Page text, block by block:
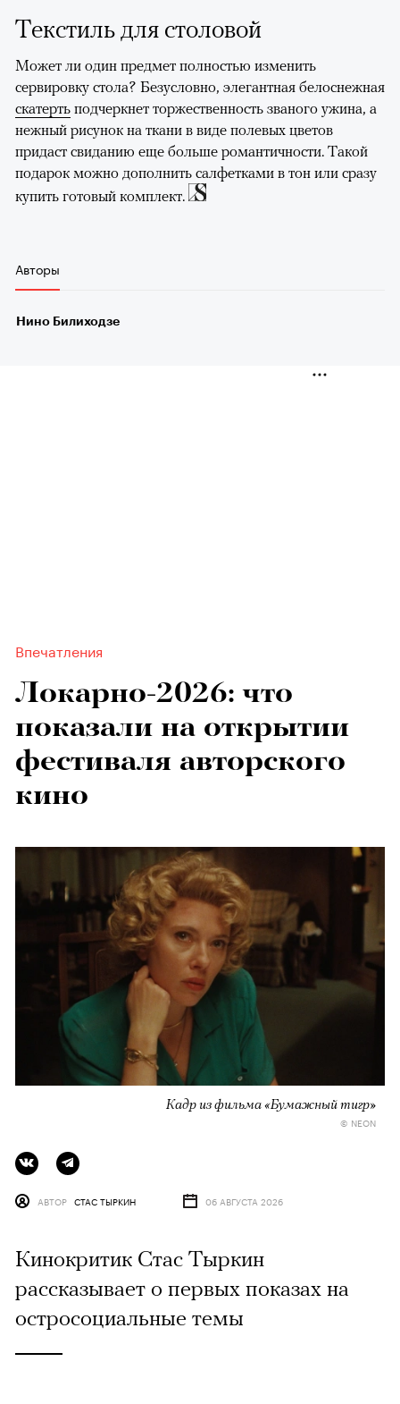
Текстиль для столовой
Может ли один предмет полностью изменить
сервировку стола? Безусловно, элегантная белоснежная
скатерть подчеркнет торжественность званого ужина, а
нежный рисунок на ткани в виде полевых цветов
придаст свиданию еще больше романтичности. Такой
подарок можно дополнить салфетками в тон или сразу
купить готовый комплект.
Авторы
Нино Билиходзе
Впечатления
Локарно-2026: что
показали на открытии
фестиваля авторского
кино
Кадр из фильма «Бумажный тигр»
© NEON
АВТОР СТАС ТЫРКИН 06 АВГУСТА 2026
Кинокритик Стас Тыркин
рассказывает о первых показах на
остросоциальные темы